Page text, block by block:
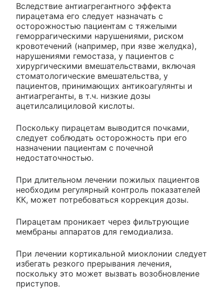
Вследствие антиагрегантного эффекта
пирацетама его следует назначать с
осторожностью пациентам с тяжелыми
геморрагическими нарушениями, риском
кровотечений (например, при язве желудка),
нарушениями гемостаза, у пациентов с
хирургическими вмешательствами, включая
стоматологические вмешательства, у
пациентов, принимающих антикоагулянты и
антиагреганты, в т.ч. низкие дозы
ацетилсалициловой кислоты.
Поскольку пирацетам выводится почками,
следует соблюдать осторожность при его
назначении пациентам с почечной
недостаточностью.
При длительном лечении пожилых пациентов
необходим регулярный контроль показателей
КК, может потребоваться коррекция дозы.
Пирацетам проникает через фильтрующие
мембраны аппаратов для гемодиализа.
При лечении кортикальной миоклонии следует
избегать резкого прерывания лечения,
поскольку это может вызвать возобновление
приступов.